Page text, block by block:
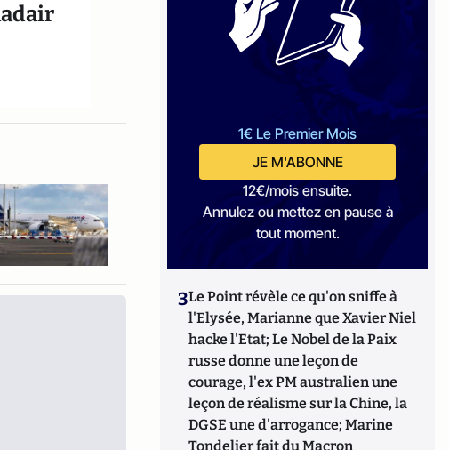
1€ Le Premier Mois
JE M'ABONNE
12€/mois ensuite.
Annulez ou mettez en pause à
tout moment.
3Le Point révèle ce qu'on sniffe à
l'Elysée, Marianne que Xavier Niel
hacke l'Etat; Le Nobel de la Paix
russe donne une leçon de
courage, l'ex PM australien une
leçon de réalisme sur la Chine, la
DGSE une d'arrogance; Marine
Tondelier fait du Macron